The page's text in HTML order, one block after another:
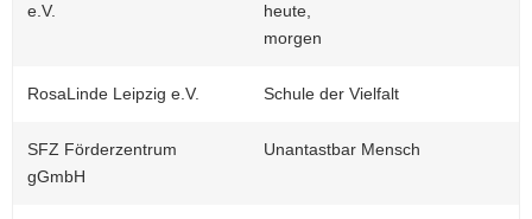
e.V.
heute,
morgen
RosaLinde Leipzig e.V. Schule der Vielfalt
SFZ Förderzentrum
gGmbH
Unantastbar Mensch